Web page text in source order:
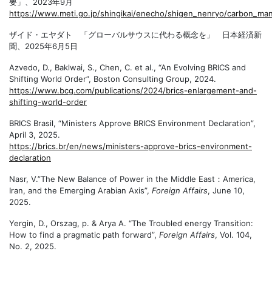
https://www.meti.go.jp/shingikai/enecho/shigen_nenryo/
ザイド・エヤダト 「グローバルサウスに代わる概念を」 日本経済新
聞、 2025年6月5日
Azvedo, D., Baklwai, S., Chen, C. et al., “An Evolving BRICS and
Shifting World Order”, Boston Consulting Group, 2024.
https://www.bcg.com/publications/2024/brics-enlargement-and-
shifting-world-order
BRICS Brasil, “Ministers Approve BRICS Environment Declaration”,
April 3, 2025.
https://brics.br/en/news/ministers-approve-brics-environment-
declaration
Nasr, V.”The New Balance of Power in the Middle East ： America,
Iran, and the Emerging Arabian Axis”, Foreign Affairs, June 10,
2025.
Yergin, D., Orszag, p. & Arya A. “The Troubled energy Transition:
How to find a pragmatic path forward”, Foreign Affairs, Vol. 104,
No. 2, 2025.